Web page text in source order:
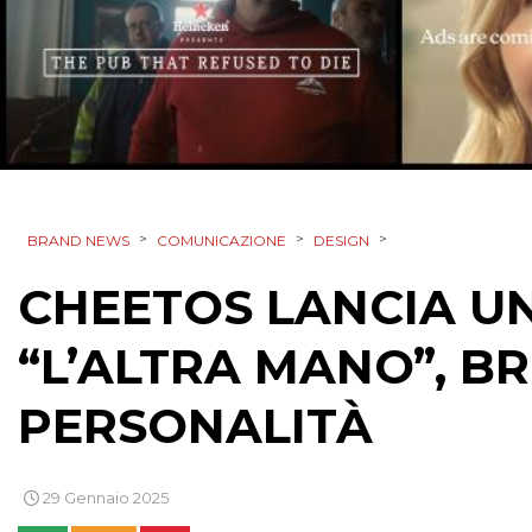
BRAND NEWS > COMUNICAZIONE > DESIGN >
CHEETOS LANCIA
“L’ALTRA MANO”,
PERSONALITÀ
29 Gennaio 2025